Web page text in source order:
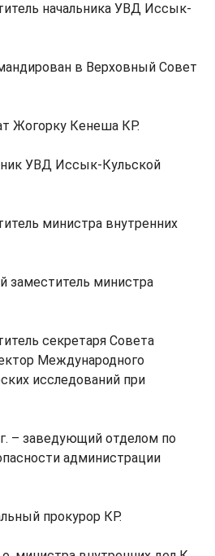
начальника УВД Иссык-
в Верховный Совет
Жогорку Кенеша КР.
УВД Иссык-Кульской
министра внутренних
заместитель министра
секретаря Совета
Международного
исследований при
– заведующий отделом по
администрации
прокурор КР.